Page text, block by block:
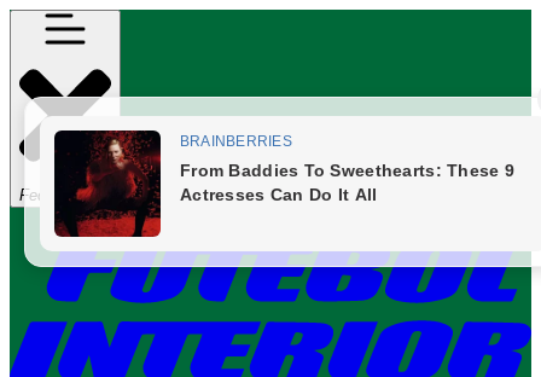
Fechar Menu